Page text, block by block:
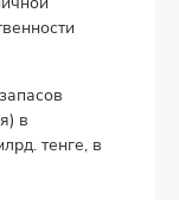
в
тенге, в